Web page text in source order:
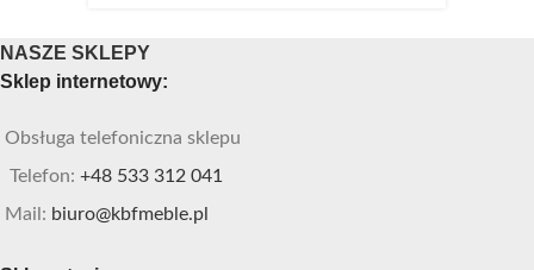
NASZE SKLEPY
Sklep internetowy:
Obsługa telefoniczna sklepu
Telefon: +48 533 312 041
Mail: biuro@kbfmeble.pl